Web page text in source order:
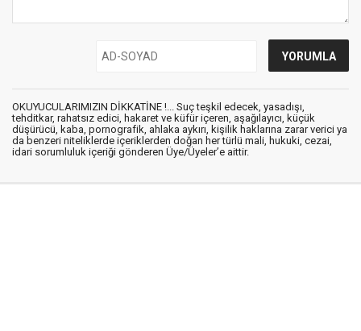
OKUYUCULARIMIZIN DİKKATİNE !... Suç teşkil edecek, yasadışı,
tehditkar, rahatsız edici, hakaret ve küfür içeren, aşağılayıcı, küçük
düşürücü, kaba, pornografik, ahlaka aykırı, kişilik haklarına zarar verici ya
da benzeri niteliklerde içeriklerden doğan her türlü mali, hukuki, cezai,
idari sorumluluk içeriği gönderen Üye/Üyeler’e aittir.